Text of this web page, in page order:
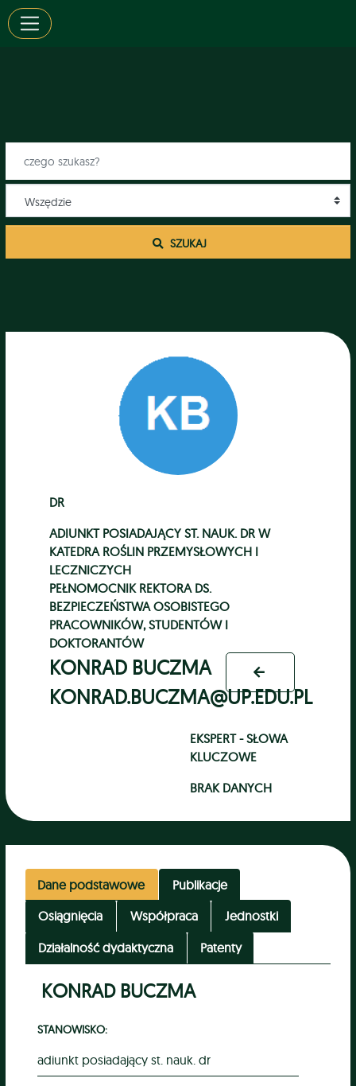
SZUKAJ
DR
ADIUNKT POSIADAJĄCY ST. NAUK. DR W
KATEDRA ROŚLIN PRZEMYSŁOWYCH I
LECZNICZYCH
PEŁNOMOCNIK REKTORA DS.
BEZPIECZEŃSTWA OSOBISTEGO
PRACOWNIKÓW, STUDENTÓW I
DOKTORANTÓW
KONRAD BUCZMA
KONRAD.BUCZMA@UP.EDU.PL
EKSPERT - SŁOWA
KLUCZOWE
BRAK DANYCH
Dane podstawowe
Publikacje
Osiągnięcia
Współpraca
Jednostki
Działalność dydaktyczna
Patenty
KONRAD BUCZMA
STANOWISKO:
adiunkt posiadający st. nauk. dr